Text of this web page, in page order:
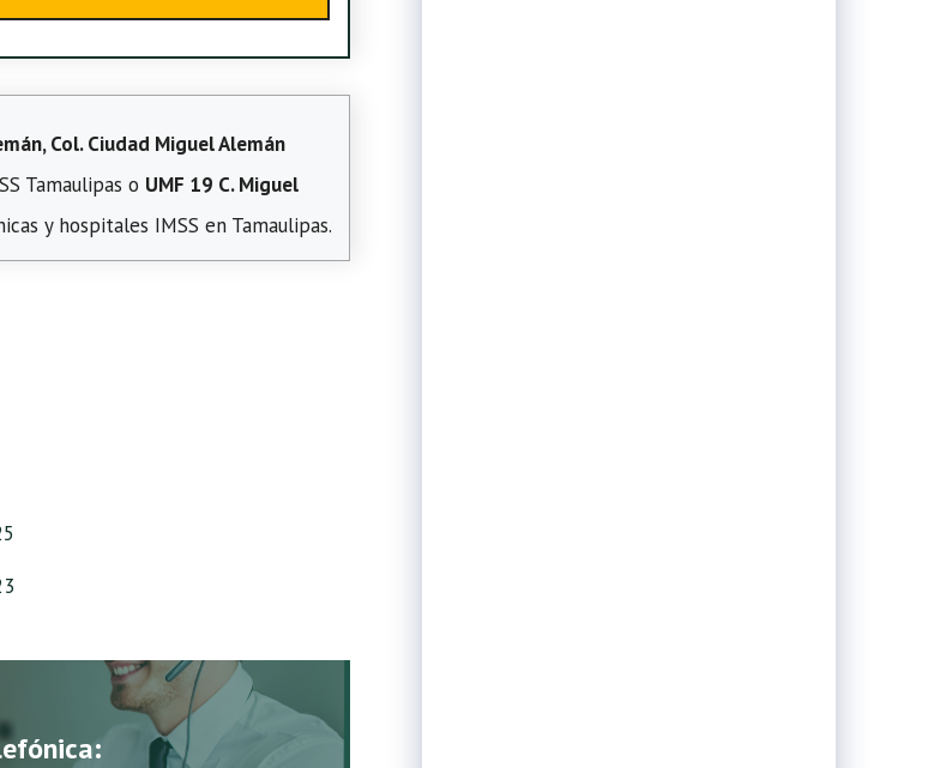
Col. Ciudad Miguel Alemán
Tamaulipas o UMF 19 C. Miguel
y hospitales IMSS en Tamaulipas.